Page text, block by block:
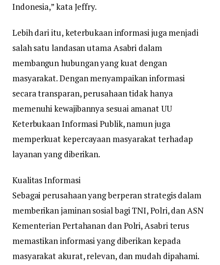
Indonesia,” kata Jeffry.
Lebih dari itu, keterbukaan informasi juga menjadi
salah satu landasan utama Asabri dalam
membangun hubungan yang kuat dengan
masyarakat. Dengan menyampaikan informasi
secara transparan, perusahaan tidak hanya
memenuhi kewajibannya sesuai amanat UU
Keterbukaan Informasi Publik, namun juga
memperkuat kepercayaan masyarakat terhadap
layanan yang diberikan.
Kualitas Informasi
Sebagai perusahaan yang berperan strategis dalam
memberikan jaminan sosial bagi TNI, Polri, dan ASN
Kementerian Pertahanan dan Polri, Asabri terus
memastikan informasi yang diberikan kepada
masyarakat akurat, relevan, dan mudah dipahami.